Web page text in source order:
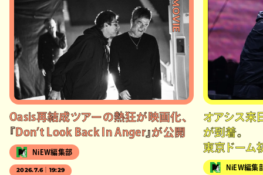
#MOVIE
Oasis再結成ツアーの熱狂が映画化、
『Don’t Look Back In Anger』が公開
NiEW編集部
2026.7.6｜19:29
オアシス来
が到着。
東京ドーム
NiEW編集